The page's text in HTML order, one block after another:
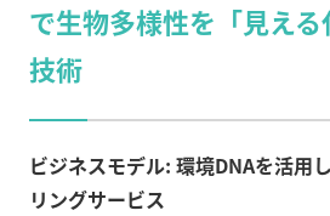
で生物多様性を「見え
技術
ビジネスモデル: 環境DNAを活用
リングサービス